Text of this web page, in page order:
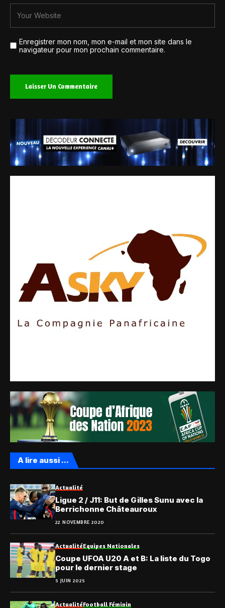
Enregistrer mon nom, mon e-mail et mon site dans le
navigateur pour mon prochain commentaire.
A lire aussi ...
Actualité
Ligue 2 / J11: But de Gilles Sunu avec la
Berrichonne Châteauroux
22 NOVEMBRE 2020
ActualitéEquipes Nationales
Coupe UFOA U20 A et B: La liste du Togo
pour le dernier stage
5 JUIN 2025
ActualitéFootball Féminin